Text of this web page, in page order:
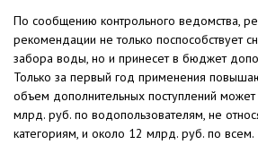
По сообщению контрольного ведомства,
рекомендации не только поспособствует
забора воды, но и принесет в бюджет
Только за первый год применения
объем дополнительных поступлений может
млрд. руб. по водопользователям, не
категориям, и около 12 млрд. руб. по всем.